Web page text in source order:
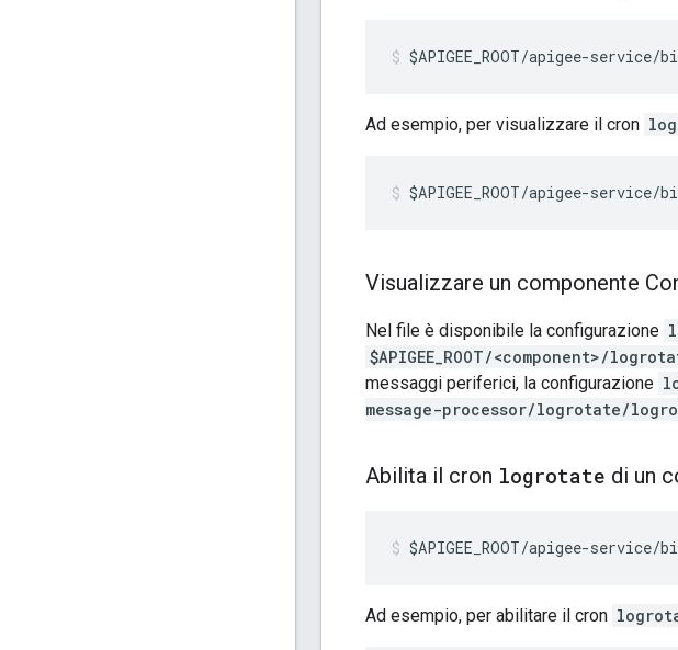
$APIGEE_ROOT/apigee-
Ad esempio, per visualizzare il cron
$APIGEE_ROOT/apigee-
Visualizzare un componente
Nel file è disponibile la configurazione
$APIGEE_ROOT/<component>/
messaggi periferici, la configurazione
message-processor/logrotate/
Abilita il cron logrotate di un
$APIGEE_ROOT/apigee-
Ad esempio, per abilitare il cron